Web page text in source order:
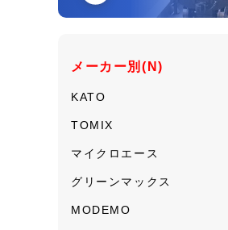
メーカー別(N)
KATO
TOMIX
マイクロエース
グリーンマックス
MODEMO